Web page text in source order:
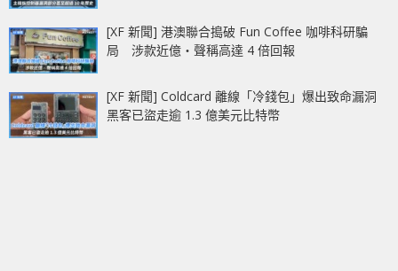
[XF 新聞] 港澳聯合搗破 Fun Coffee 咖啡科研騙
局 涉款近億‧聲稱高達 4 倍回報
[XF 新聞] Coldcard 離線「冷錢包」爆出致命漏洞
黑客已盜走逾 1.3 億美元比特幣